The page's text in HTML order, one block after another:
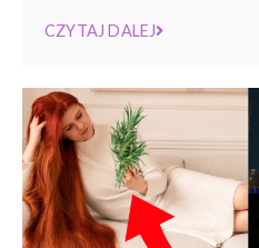
CZYTAJ DALEJ